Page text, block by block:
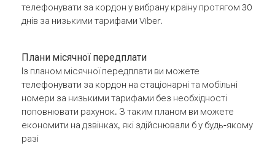
телефонувати за кордон у вибрану країну протягом 30
днів за низькими тарифами Viber.
Плани місячної передплати
Із планом місячної передплати ви можете
телефонувати за кордон на стаціонарні та мобільні
номери за низькими тарифами без необхідності
поповнювати рахунок. З таким планом ви можете
економити на дзвінках, які здійснювали б у будь-якому
разі